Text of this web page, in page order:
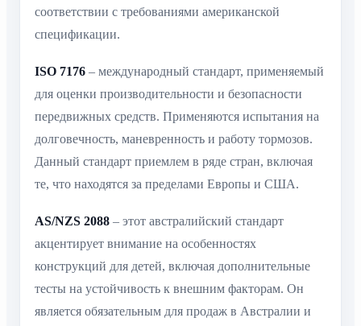
соответствии с требованиями американской
спецификации.
ISO 7176 – международный стандарт, применяемый
для оценки производительности и безопасности
передвижных средств. Применяются испытания на
долговечность, маневренность и работу тормозов.
Данный стандарт приемлем в ряде стран, включая
те, что находятся за пределами Европы и США.
AS/NZS 2088 – этот австралийский стандарт
акцентирует внимание на особенностях
конструкций для детей, включая дополнительные
тесты на устойчивость к внешним факторам. Он
является обязательным для продаж в Австралии и